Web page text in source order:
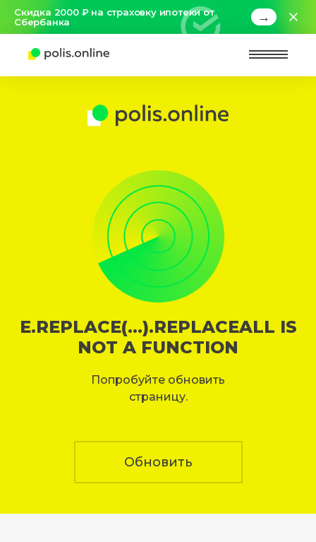
Скидка 2000 ₽ на страховку ипотеки от
Сбербанка
→
E.REPLACE(...).REPLACEALL IS
NOT A FUNCTION
Попробуйте обновить
страницу.
Обновить